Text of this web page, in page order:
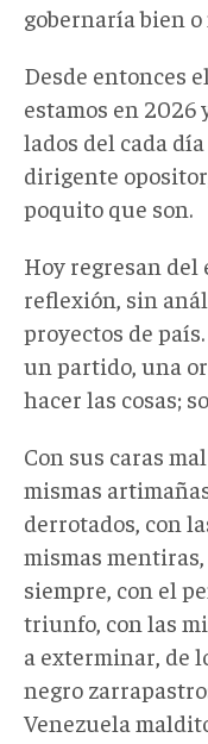
gobernaría bien o
Desde entonces
estamos en 2026
lados del cada
dirigente
poquito que son.
Hoy regresan
reflexión, sin
proyectos de
un partido, una
hacer las cosas;
Con sus caras
mismas
derrotados, con
mismas
siempre, con el
triunfo, con las
a exterminar, de
negro
Venezuela